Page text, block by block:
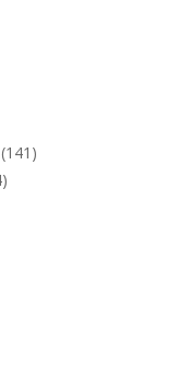
(141)